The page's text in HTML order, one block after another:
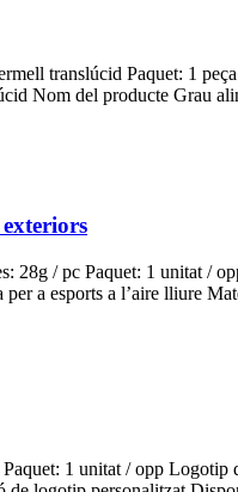
translúcid Paquet: 1
Nom del producte Grau
/ pc Paquet: 1 unitat /
per a esports a l’aire lliure
1 unitat / opp Logotip